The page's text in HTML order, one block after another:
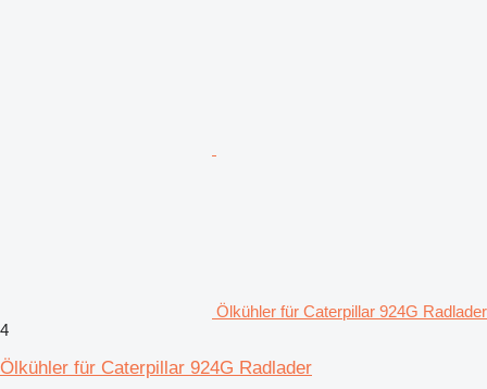
Ölkühler für Caterpillar 924G Radlader
4
Ölkühler für Caterpillar 924G Radlader